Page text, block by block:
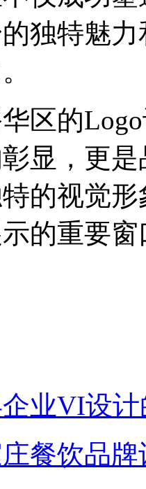
独特魅
区的
显，更
的视觉
的重要
业VI设
餐饮品